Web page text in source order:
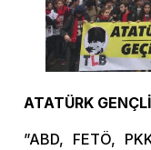
ATATÜRK
”ABD, FETÖ,